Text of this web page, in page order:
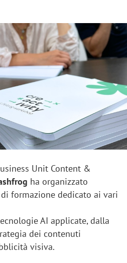
Unit Content &
ha organizzato
formazione dedicato ai vari
AI applicate, dalla
dei contenuti
visiva.